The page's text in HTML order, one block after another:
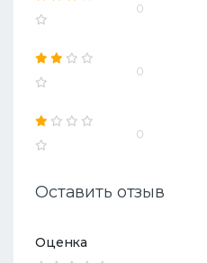
0
0
0
Оставить отзыв
Оценка